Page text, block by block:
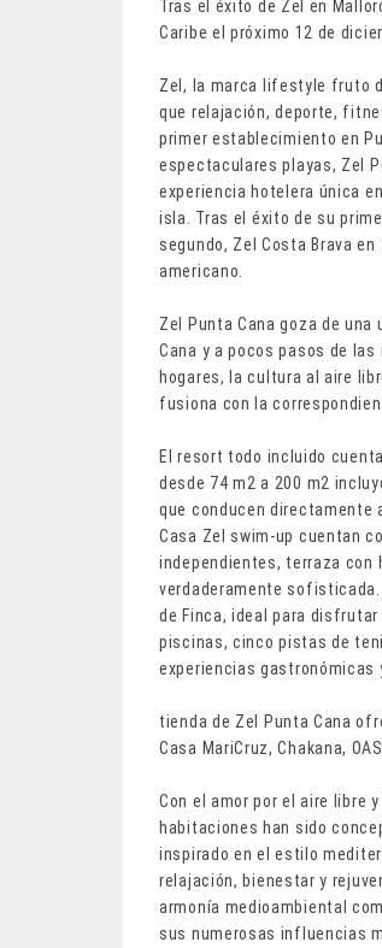
Tras el éxito de Zel en
Caribe el próximo 12 de
Zel, la marca lifestyle fruto
que relajación, deporte,
primer establecimiento en
espectaculares playas, Zel
experiencia hotelera única
isla. Tras el éxito de su
segundo, Zel Costa Brava
americano.
Zel Punta Cana goza de
Cana y a pocos pasos de
hogares, la cultura al aire
fusiona con la
El resort todo incluido
desde 74 m2 a 200 m2
que conducen directamente
Casa Zel swim-up cuentan
independientes, terraza con
verdaderamente
de Finca, ideal para
piscinas, cinco pistas de
experiencias gastronómicas
tienda de Zel Punta Cana
Casa MariCruz, Chakana,
Con el amor por el aire libre
habitaciones han sido
inspirado en el estilo
relajación, bienestar y
armonía medioambiental
sus numerosas influencias